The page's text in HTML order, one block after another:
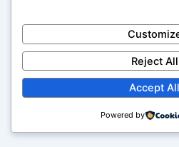
web phising
web phising scammer
Reject All
Accept All
Powered by